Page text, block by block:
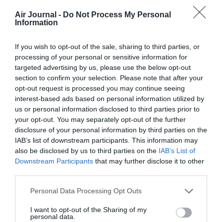
Air Journal - Do Not Process My Personal
Information
If you wish to opt-out of the sale, sharing to third parties, or
processing of your personal or sensitive information for
targeted advertising by us, please use the below opt-out
section to confirm your selection. Please note that after your
opt-out request is processed you may continue seeing
interest-based ads based on personal information utilized by
us or personal information disclosed to third parties prior to
your opt-out. You may separately opt-out of the further
disclosure of your personal information by third parties on the
IAB’s list of downstream participants. This information may
also be disclosed by us to third parties on the IAB’s List of
Downstream Participants that may further disclose it to other
Personal Data Processing Opt Outs
I want to opt-out of the Sharing of my
personal data.
accepter des bagages en cabine en raison des incivilités et
RÉPONDRE
a commenté :
28 avril 2026 - 14 h 08
min
1/ Les passagers blessés ne l’ont absolument pas
été à cause de leurs bagages, mais lors de
l’évacuation par les toboggans. Il s’agissait
majoritairement de personnes âgées qui, c’est
parfaitement compréhensible, encaissent moins
bien l’impact, après leur “glissade”, à l’arrivée au
vouloir emporter sacs, manteaux ou effets
concrètement : la seule vraie solution consiste à